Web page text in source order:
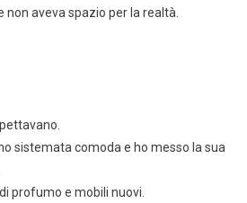
aveva spazio per la realtà.
sistemata comoda e ho messo la sua
profumo e mobili nuovi.